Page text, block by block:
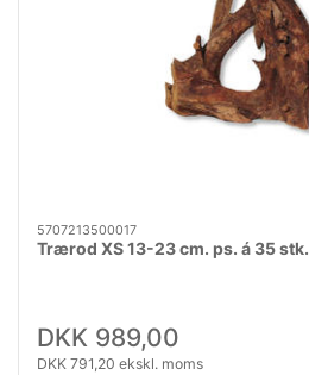
5707213500017
Trærod XS 13-23 cm. ps. á 35 stk.
DKK 989,00
DKK 791,20 ekskl. moms